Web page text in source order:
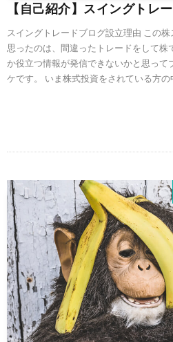
【自己紹介】スイングトレ
スイングトレードブログ設立理由 この
思ったのは、間違ったトレードをして株
か役立つ情報が発信できないかと思って
ケです。 いま株式投資をされている方の